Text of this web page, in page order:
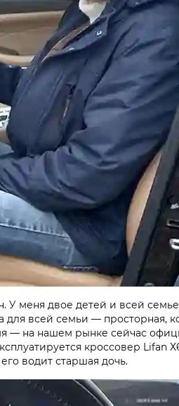
меня двое детей и всей
всей семьи — просторная,
— на нашем рынке сейчас
кроссовер Lifan
водит старшая дочь.